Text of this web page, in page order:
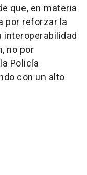
que, en materia
por reforzar la
interoperabilidad
no por
Policía
con un alto